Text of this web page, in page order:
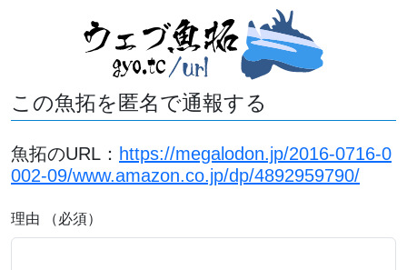
この魚拓を匿名で通報する
魚拓のURL： https://megalodon.jp/2016-0716-0
002-09/www.amazon.co.jp/dp/4892959790/
理由 （必須）